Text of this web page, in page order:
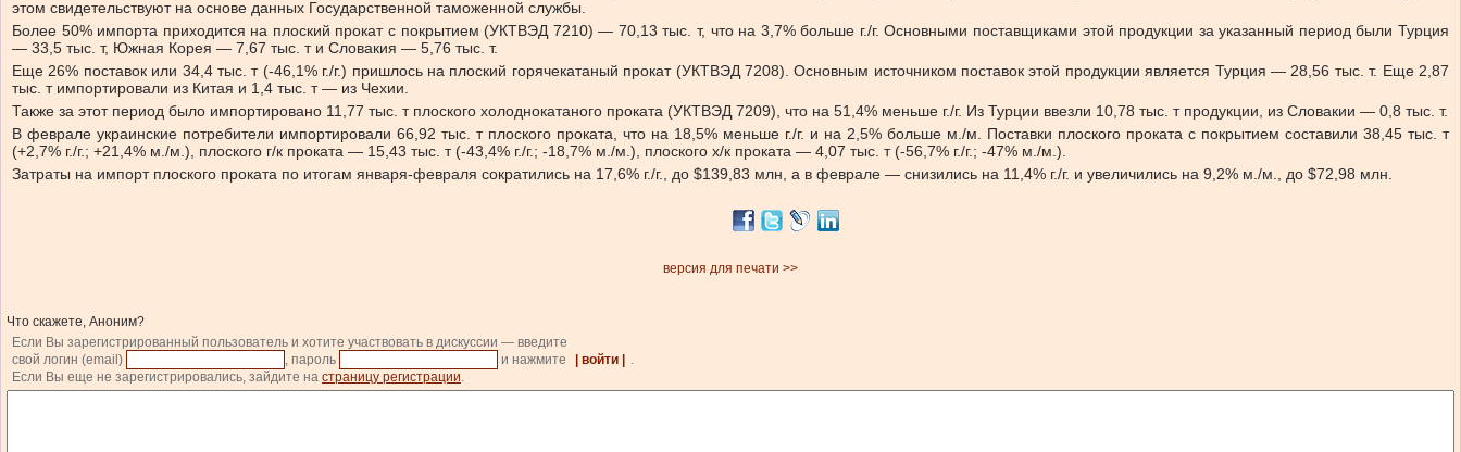
этом свидетельствуют на основе данных Государственной таможенной службы.
Более 50% импорта приходится на плоский прокат с покрытием (УКТВЭД 7210) — 70,13 тыс. т, что на 3,7% больше г./г. Основными поставщиками этой продукции за указанный период были Турция
— 33,5 тыс. т, Южная Корея — 7,67 тыс. т и Словакия — 5,76 тыс. т.
Еще 26% поставок или 34,4 тыс. т (-46,1% г./г.) пришлось на плоский горячекатаный прокат (УКТВЭД 7208). Основным источником поставок этой продукции является Турция — 28,56 тыс. т. Еще 2,87
тыс. т импортировали из Китая и 1,4 тыс. т — из Чехии.
Также за этот период было импортировано 11,77 тыс. т плоского холоднокатаного проката (УКТВЭД 7209), что на 51,4% меньше г./г. Из Турции ввезли 10,78 тыс. т продукции, из Словакии — 0,8 тыс. т.
В феврале украинские потребители импортировали 66,92 тыс. т плоского проката, что на 18,5% меньше г./г. и на 2,5% больше м./м. Поставки плоского проката с покрытием составили 38,45 тыс. т
(+2,7% г./г.; +21,4% м./м.), плоского г/к проката — 15,43 тыс. т (-43,4% г./г.; -18,7% м./м.), плоского х/к проката — 4,07 тыс. т (-56,7% г./г.; -47% м./м.).
Затраты на импорт плоского проката по итогам января-февраля сократились на 17,6% г./г., до $139,83 млн, а в феврале — снизились на 11,4% г./г. и увеличились на 9,2% м./м., до $72,98 млн.
версия для печати >>
Что скажете, Аноним?
Если Вы зарегистрированный пользователь и хотите участвовать в дискуссии — введите
свой логин (email)
, пароль и нажмите | войти |
.
Если Вы еще не зарегистрировались, зайдите на страницу регистрации.